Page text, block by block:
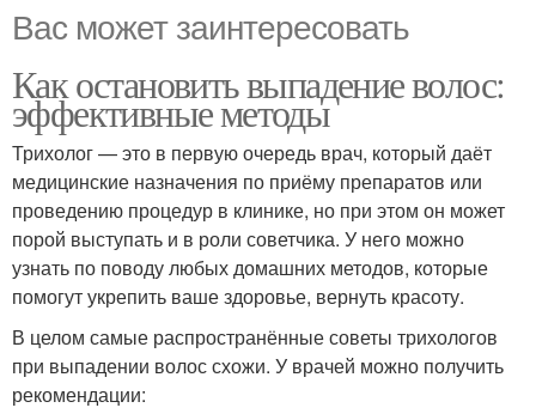
Вас может заинтересовать
Как остановить выпадение волос:
эффективные методы
Трихолог — это в первую очередь врач, который даёт
медицинские назначения по приёму препаратов или
проведению процедур в клинике, но при этом он может
порой выступать и в роли советчика. У него можно
узнать по поводу любых домашних методов, которые
помогут укрепить ваше здоровье, вернуть красоту.
В целом самые распространённые советы трихологов
при выпадении волос схожи. У врачей можно получить
рекомендации: